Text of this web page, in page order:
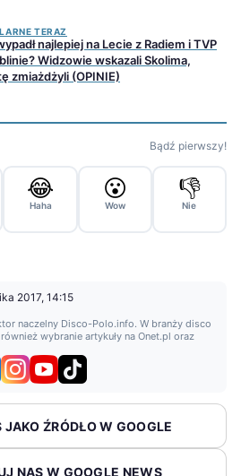
TERAZ
najlepiej na Lecie z Radiem i TVP
Widzowie wskazali Skolima,
zmiażdżyli (OPINIE)
Bądź pierwszy!
😂
Haha
😮
Wow
👎
Nie
2017, 14:15
naczelny Disco-Polo.info. W branży disco
wybranie artykuły na Onet.pl oraz
JAKO ŹRÓDŁO W GOOGLE
NAS W GOOGLE NEWS